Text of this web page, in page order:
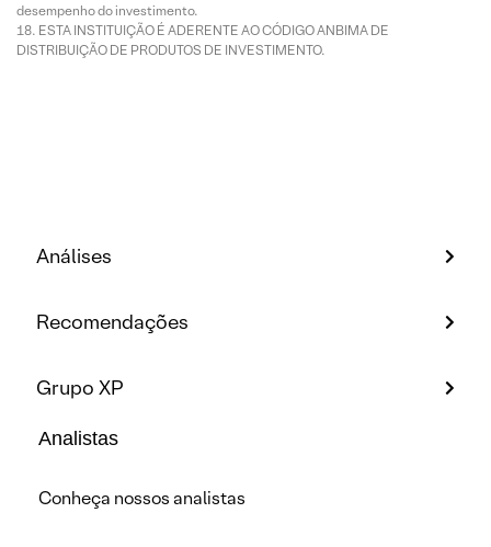
desempenho do investimento.
ESTA INSTITUIÇÃO É ADERENTE AO CÓDIGO ANBIMA DE
DISTRIBUIÇÃO DE PRODUTOS DE INVESTIMENTO.
Análises
Recomendações
Grupo XP
Analistas
Conheça nossos analistas